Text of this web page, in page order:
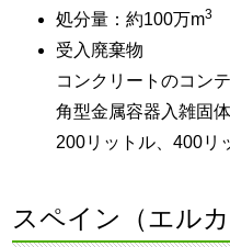
処分量：約100万m3
受入廃棄物
コンクリートのコン
角型金属容器入雑固体
200リットル、400リ
スペイン（エル